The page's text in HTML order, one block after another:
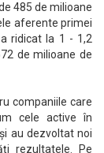
485 de milioane
aferente primei
ridicat la 1 - 1,2
de milioane de
companiile care
cele active în
au dezvoltat noi
rezultatele. Pe